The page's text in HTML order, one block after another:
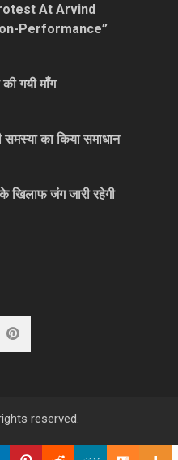
At Arvind
Performance”
की गयी माँग
का किया समाधान
खिलाफ जंग जारी रहेगी
reserved.